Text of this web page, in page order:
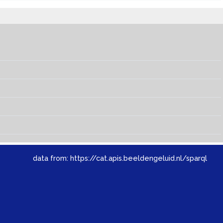
data from: https://cat.apis.beeldengeluid.nl/sparql